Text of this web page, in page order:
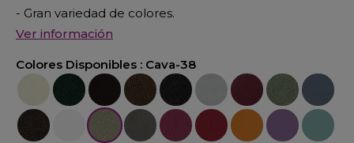
- Gran variedad de colores.
Ver información
Colores Disponibles : Cava-38
Crema-22Verde-23Marrón-25
Oxido-26Negro-27Plata-29Burdeos-30
Verde-32Azúl-33
Bronce-34Blanco-36
Cava-38Natural-48
Fucsia-40Rojo-47Naranja-49Violeta-42
Azúl-52